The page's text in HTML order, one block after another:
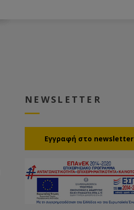
NEWSLETTER
Eγγραφή στο newsletter